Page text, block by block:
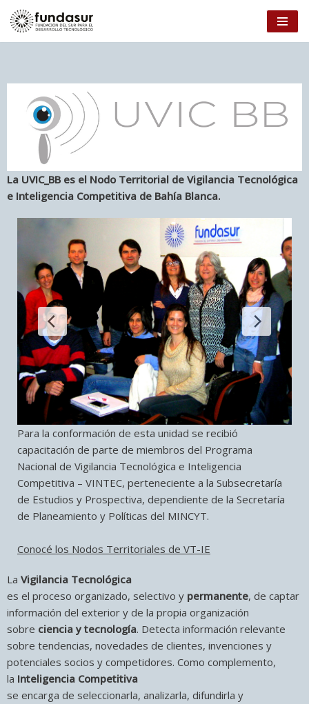
La UVIC_BB es el Nodo Territorial de Vigilancia Tecnológica
e Inteligencia Competitiva de Bahía Blanca.
Para la conformación de esta unidad se recibió
capacitación de parte de miembros del Programa
Nacional de Vigilancia Tecnológica e Inteligencia
Competitiva – VINTEC, perteneciente a la Subsecretaría
de Estudios y Prospectiva, dependiente de la Secretaría
de Planeamiento y Políticas del MINCYT.
Conocé los Nodos Territoriales de VT-IE
La Vigilancia Tecnológica
es el proceso organizado, selectivo y permanente, de captar
información del exterior y de la propia organización
sobre ciencia y tecnología. Detecta información relevante
sobre tendencias, novedades de clientes, invenciones y
potenciales socios y competidores. Como complemento,
la Inteligencia Competitiva
se encarga de seleccionarla, analizarla, difundirla y